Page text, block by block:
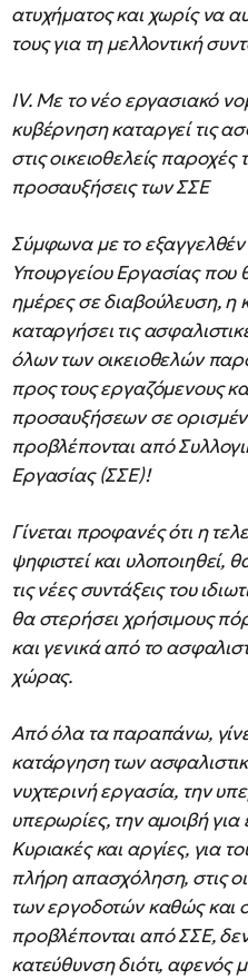
ατυχήματος και χωρίς να
τους για τη μελλοντική
IV. Με το νέο εργασιακό
κυβέρνηση καταργεί τις
στις οικειοθελείς παροχές
προσαυξήσεις των ΣΣΕ
Σύμφωνα με το εξαγγελθέν
Υπουργείου Εργασίας που
ημέρες σε διαβούλευση, η
καταργήσει τις
όλων των οικειοθελών
προς τους εργαζόμενους
προσαυξήσεων σε
προβλέπονται από
Εργασίας (ΣΣΕ)!
Γίνεται προφανές ότι η
ψηφιστεί και υλοποιηθεί,
τις νέες συντάξεις του
θα στερήσει χρήσιμους
και γενικά από το
χώρας.
Από όλα τα παραπάνω,
κατάργηση των
νυχτερινή εργασία, την
υπερωρίες, την αμοιβή για
Κυριακές και αργίες, για
πλήρη απασχόληση, στις
των εργοδοτών καθώς και
προβλέπονται από ΣΣΕ,
κατεύθυνση διότι, αφενός